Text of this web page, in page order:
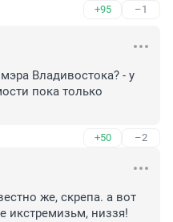
+95 –1
Владивостока? - у
пока только
+50 –2
же, скрепа. а вот
икстремизьм, низзя!